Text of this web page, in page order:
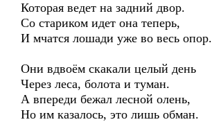
Которая ведет на задний двор.
Со стариком идет она теперь,
И мчатся лошади уже во весь опор.
Они вдвоём скакали целый день
Через леса, болота и туман.
А впереди бежал лесной олень,
Но им казалось, это лишь обман.